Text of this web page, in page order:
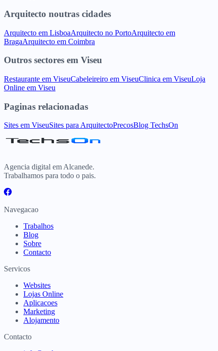
Arquitecto noutras cidades
Arquitecto em LisboaArquitecto no PortoArquitecto em
BragaArquitecto em Coimbra
Outros sectores em Viseu
Restaurante em ViseuCabeleireiro em ViseuClinica em ViseuLoja
Online em Viseu
Paginas relacionadas
Sites em ViseuSites para ArquitectoPrecosBlog TechsOn
Agencia digital em Alcanede.
Trabalhamos para todo o pais.
Navegacao
Trabalhos
Blog
Sobre
Contacto
Servicos
Websites
Lojas Online
Aplicacoes
Marketing
Alojamento
Contacto